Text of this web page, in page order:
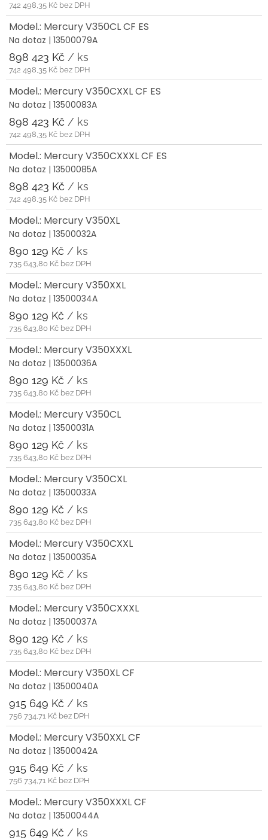
742 498,35 Kč bez DPH
Model.: Mercury V350CL CF ES
Na dotaz | 13500079A
898 423 Kč / ks
742 498,35 Kč bez DPH
Model.: Mercury V350CXXL CF ES
Na dotaz | 13500083A
898 423 Kč / ks
742 498,35 Kč bez DPH
Model.: Mercury V350CXXXL CF ES
Na dotaz | 13500085A
898 423 Kč / ks
742 498,35 Kč bez DPH
Model.: Mercury V350XL
Na dotaz | 13500032A
890 129 Kč / ks
735 643,80 Kč bez DPH
Model.: Mercury V350XXL
Na dotaz | 13500034A
890 129 Kč / ks
735 643,80 Kč bez DPH
Model.: Mercury V350XXXL
Na dotaz | 13500036A
890 129 Kč / ks
735 643,80 Kč bez DPH
Model.: Mercury V350CL
Na dotaz | 13500031A
890 129 Kč / ks
735 643,80 Kč bez DPH
Model.: Mercury V350CXL
Na dotaz | 13500033A
890 129 Kč / ks
735 643,80 Kč bez DPH
Model.: Mercury V350CXXL
Na dotaz | 13500035A
890 129 Kč / ks
735 643,80 Kč bez DPH
Model.: Mercury V350CXXXL
Na dotaz | 13500037A
890 129 Kč / ks
735 643,80 Kč bez DPH
Model.: Mercury V350XL CF
Na dotaz | 13500040A
915 649 Kč / ks
756 734,71 Kč bez DPH
Model.: Mercury V350XXL CF
Na dotaz | 13500042A
915 649 Kč / ks
756 734,71 Kč bez DPH
Model.: Mercury V350XXXL CF
Na dotaz | 13500044A
915 649 Kč / ks